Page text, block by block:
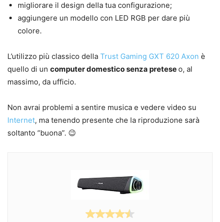
migliorare il design della tua configurazione;
aggiungere un modello con LED RGB per dare più
colore.
L’utilizzo più classico della Trust Gaming GXT 620 Axon è
quello di un computer domestico senza preteseo, al
massimo, da ufficio.
Non avrai problemi a sentire musica e vedere video su
Internet, ma tenendo presente che la riproduzione sarà
soltanto “buona”. 😉